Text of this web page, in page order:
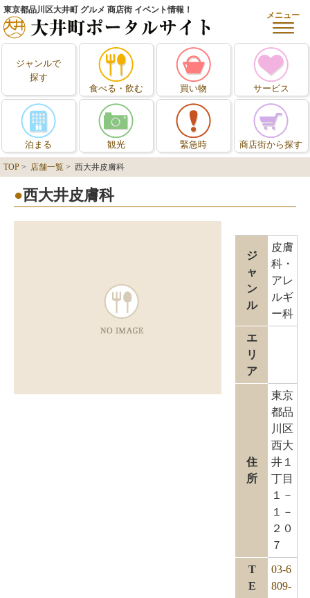
東京都品川区大井町 グルメ 商店街 イベント情報！
メニュー
ジャンルで
探す
食べる・飲む
買い物 サービス
泊まる 観光 緊急時 商店街から探す
TOP > 店舗一覧 > 西大井皮膚科
西大井皮膚科
ジ
ャ
ン
ル
皮膚
科・
アレ
ルギ
ー科
エ
リ
ア
住
所
東京
都品
川区
西大
井１
丁目
１－
１－
２０
７
T
E
03-6
809-